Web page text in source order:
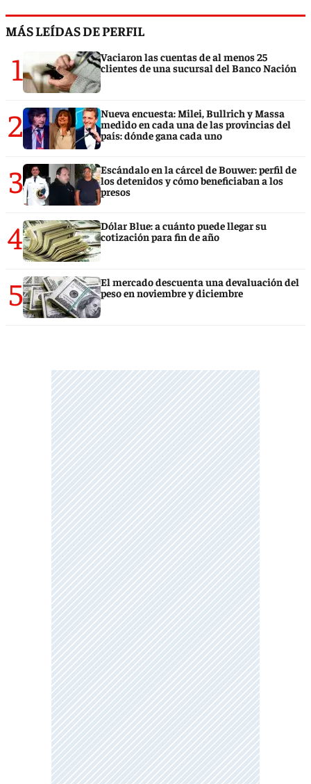
MÁS LEÍDAS DE PERFIL
1
Vaciaron las cuentas de al menos 25
clientes de una sucursal del Banco Nación
2
Nueva encuesta: Milei, Bullrich y Massa
medido en cada una de las provincias del
país: dónde gana cada uno
3
Escándalo en la cárcel de Bouwer: perfil de
los detenidos y cómo beneficiaban a los
presos
4
Dólar Blue: a cuánto puede llegar su
cotización para fin de año
5
El mercado descuenta una devaluación del
peso en noviembre y diciembre